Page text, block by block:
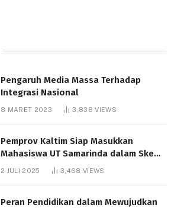
Pengaruh Media Massa Terhadap
Integrasi Nasional
8 MARET 2023 3,838VIEWS
Pemprov Kaltim Siap Masukkan
Mahasiswa UT Samarinda dalam Skema
Bantuan Pendidikan Gratispol
2 JULI 2025 3,468 VIEWS
Peran Pendidikan dalam Mewujudkan